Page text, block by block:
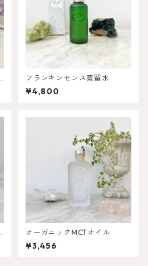
フランキンセンス蒸留水
¥4,800
オーガニックMCTオイル
¥3,456